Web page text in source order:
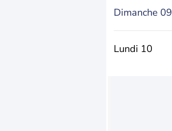
Dimanche 09
Lundi 10